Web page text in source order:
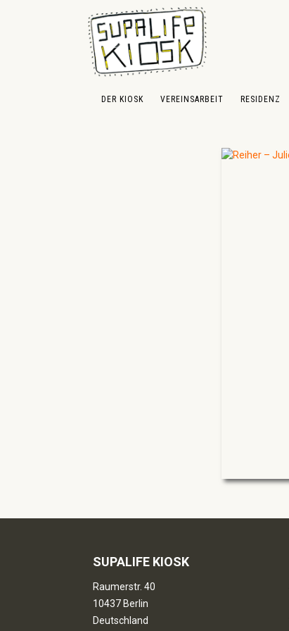
Hauptinhalt springen
Zur Suche springen
Zur Hauptnavigation springen
DER KIOSK VEREINSARBEIT RESIDENZ
SUPALIFE KIOSK
Raumerstr. 40
10437 Berlin
Deutschland